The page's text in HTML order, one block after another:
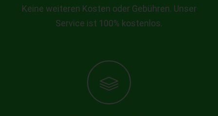
Keine weiteren Kosten oder Gebühren. Unser
Service ist 100% kostenlos.